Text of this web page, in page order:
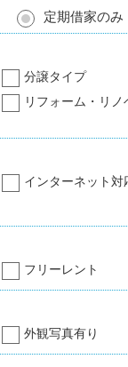
定期借家のみ
分譲タイプ
リフォーム・リノ
インターネット対
フリーレント
外観写真有り